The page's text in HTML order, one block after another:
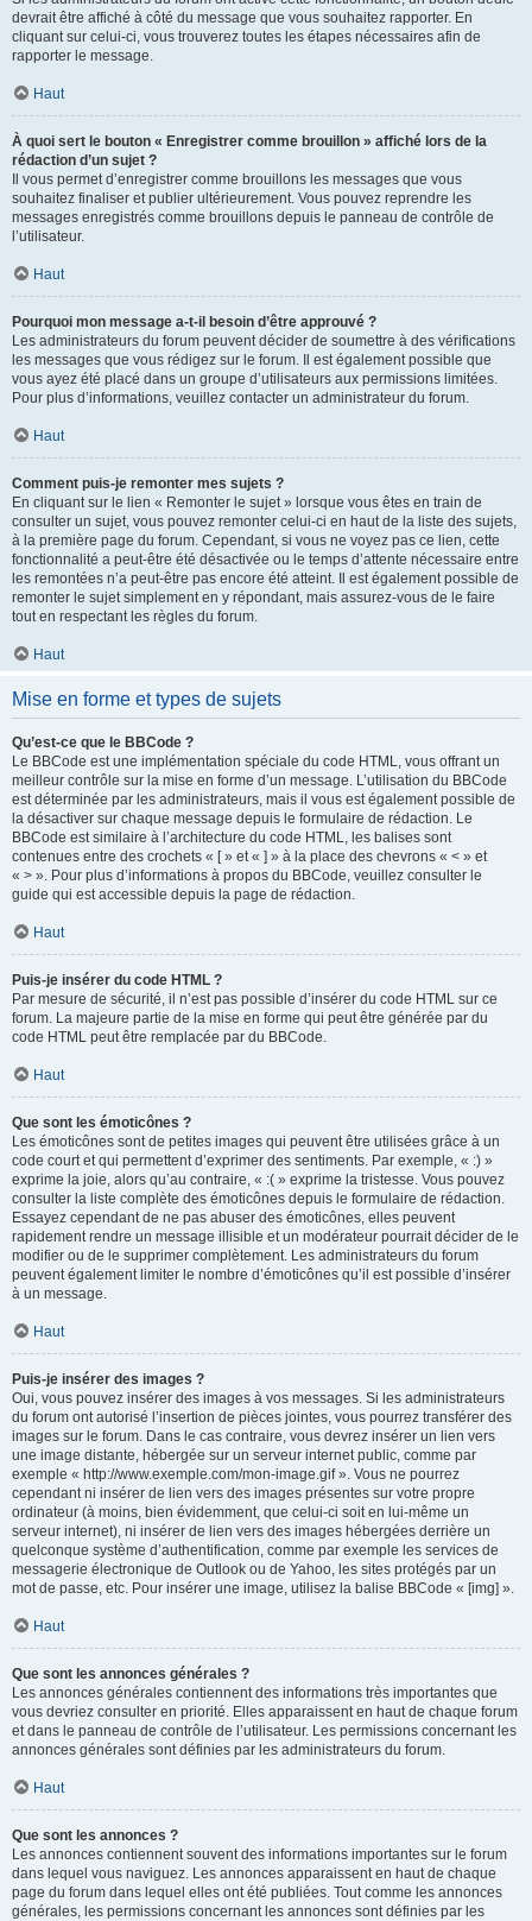
devrait être affiché à côté du message que vous souhaitez rapporter. En
cliquant sur celui-ci, vous trouverez toutes les étapes nécessaires afin de
rapporter le message.
Haut
À quoi sert le bouton « Enregistrer comme brouillon » affiché lors de la
rédaction d’un sujet ?
Il vous permet d’enregistrer comme brouillons les messages que vous
souhaitez finaliser et publier ultérieurement. Vous pouvez reprendre les
messages enregistrés comme brouillons depuis le panneau de contrôle de
l’utilisateur.
Haut
Pourquoi mon message a-t-il besoin d’être approuvé ?
Les administrateurs du forum peuvent décider de soumettre à des vérifications
les messages que vous rédigez sur le forum. Il est également possible que
vous ayez été placé dans un groupe d’utilisateurs aux permissions limitées.
Pour plus d’informations, veuillez contacter un administrateur du forum.
Haut
Comment puis-je remonter mes sujets ?
En cliquant sur le lien « Remonter le sujet » lorsque vous êtes en train de
consulter un sujet, vous pouvez remonter celui-ci en haut de la liste des sujets,
à la première page du forum. Cependant, si vous ne voyez pas ce lien, cette
fonctionnalité a peut-être été désactivée ou le temps d’attente nécessaire entre
les remontées n’a peut-être pas encore été atteint. Il est également possible de
remonter le sujet simplement en y répondant, mais assurez-vous de le faire
tout en respectant les règles du forum.
Haut
Mise en forme et types de sujets
Qu’est-ce que le BBCode ?
Le BBCode est une implémentation spéciale du code HTML, vous offrant un
meilleur contrôle sur la mise en forme d’un message. L’utilisation du BBCode
est déterminée par les administrateurs, mais il vous est également possible de
la désactiver sur chaque message depuis le formulaire de rédaction. Le
BBCode est similaire à l’architecture du code HTML, les balises sont
contenues entre des crochets « [ » et « ] » à la place des chevrons « < » et
« > ». Pour plus d’informations à propos du BBCode, veuillez consulter le
guide qui est accessible depuis la page de rédaction.
Haut
Puis-je insérer du code HTML ?
Par mesure de sécurité, il n’est pas possible d’insérer du code HTML sur ce
forum. La majeure partie de la mise en forme qui peut être générée par du
code HTML peut être remplacée par du BBCode.
Haut
Que sont les émoticônes ?
Les émoticônes sont de petites images qui peuvent être utilisées grâce à un
code court et qui permettent d’exprimer des sentiments. Par exemple, « :) »
exprime la joie, alors qu’au contraire, « :( » exprime la tristesse. Vous pouvez
consulter la liste complète des émoticônes depuis le formulaire de rédaction.
Essayez cependant de ne pas abuser des émoticônes, elles peuvent
rapidement rendre un message illisible et un modérateur pourrait décider de le
modifier ou de le supprimer complètement. Les administrateurs du forum
peuvent également limiter le nombre d’émoticônes qu’il est possible d’insérer
à un message.
Haut
Puis-je insérer des images ?
Oui, vous pouvez insérer des images à vos messages. Si les administrateurs
du forum ont autorisé l’insertion de pièces jointes, vous pourrez transférer des
images sur le forum. Dans le cas contraire, vous devrez insérer un lien vers
une image distante, hébergée sur un serveur internet public, comme par
exemple « http://www.exemple.com/mon-image.gif ». Vous ne pourrez
cependant ni insérer de lien vers des images présentes sur votre propre
ordinateur (à moins, bien évidemment, que celui-ci soit en lui-même un
serveur internet), ni insérer de lien vers des images hébergées derrière un
quelconque système d’authentification, comme par exemple les services de
messagerie électronique de Outlook ou de Yahoo, les sites protégés par un
mot de passe, etc. Pour insérer une image, utilisez la balise BBCode « [img] ».
Haut
Que sont les annonces générales ?
Les annonces générales contiennent des informations très importantes que
vous devriez consulter en priorité. Elles apparaissent en haut de chaque forum
et dans le panneau de contrôle de l’utilisateur. Les permissions concernant les
annonces générales sont définies par les administrateurs du forum.
Haut
Que sont les annonces ?
Les annonces contiennent souvent des informations importantes sur le forum
dans lequel vous naviguez. Les annonces apparaissent en haut de chaque
page du forum dans lequel elles ont été publiées. Tout comme les annonces
générales, les permissions concernant les annonces sont définies par les